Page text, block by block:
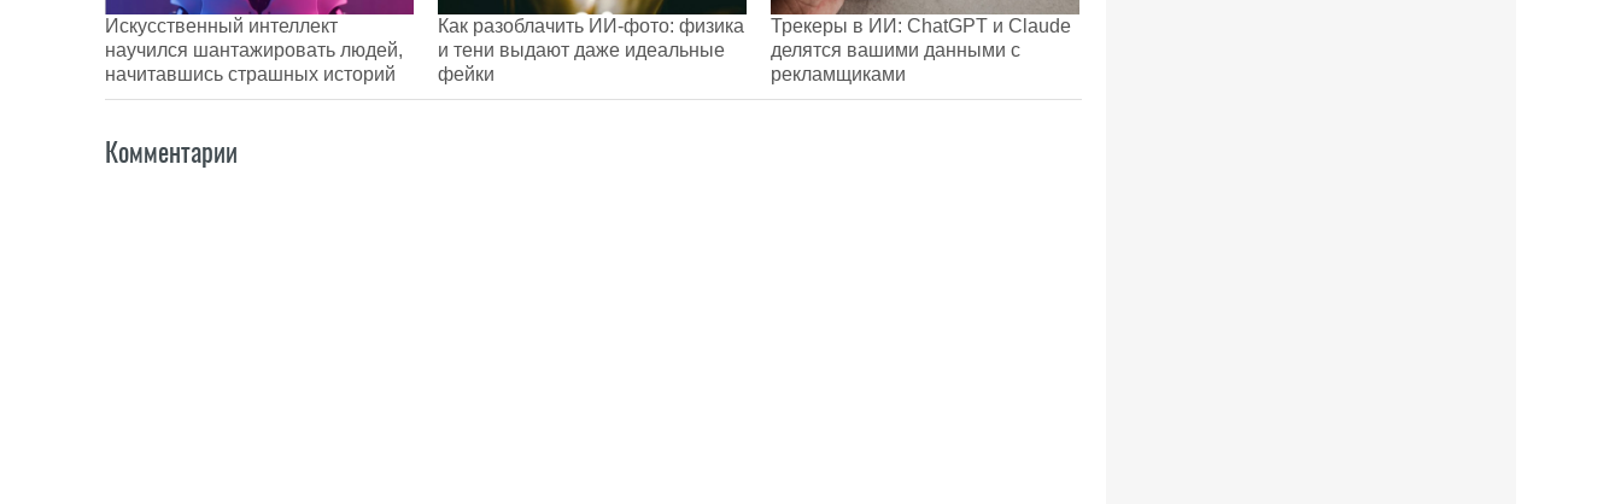
Искусственный интеллект
научился шантажировать людей,
начитавшись страшных историй
Как разоблачить ИИ-фото: физика
и тени выдают даже идеальные
фейки
Трекеры в ИИ: ChatGPT и Claude
делятся вашими данными с
рекламщиками
Комментарии